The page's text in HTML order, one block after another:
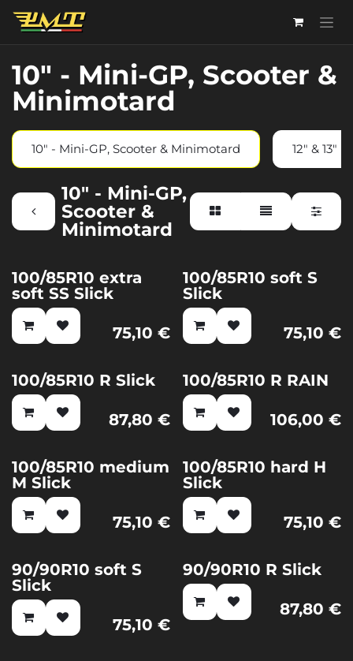
10" - Mini-GP, Scooter &
Minimotard
10" - Mini-GP, Scooter & Minimotard 12" & 13"
10" - Mini-GP,
Scooter &
Minimotard
100/85R10 extra
soft SS Slick
75,10 €
100/85R10 soft S
Slick
75,10 €
100/85R10 R Slick
87,80 €
100/85R10 R RAIN
106,00 €
100/85R10 medium
M Slick
75,10 €
100/85R10 hard H
Slick
75,10 €
90/90R10 soft S
Slick
75,10 €
90/90R10 R Slick
87,80 €